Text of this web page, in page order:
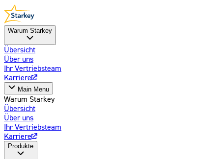
Warum Starkey
Übersicht
Über uns
Ihr Vertriebsteam
Karriere
Main Menu
Warum Starkey
Übersicht
Über uns
Ihr Vertriebsteam
Karriere
Produkte